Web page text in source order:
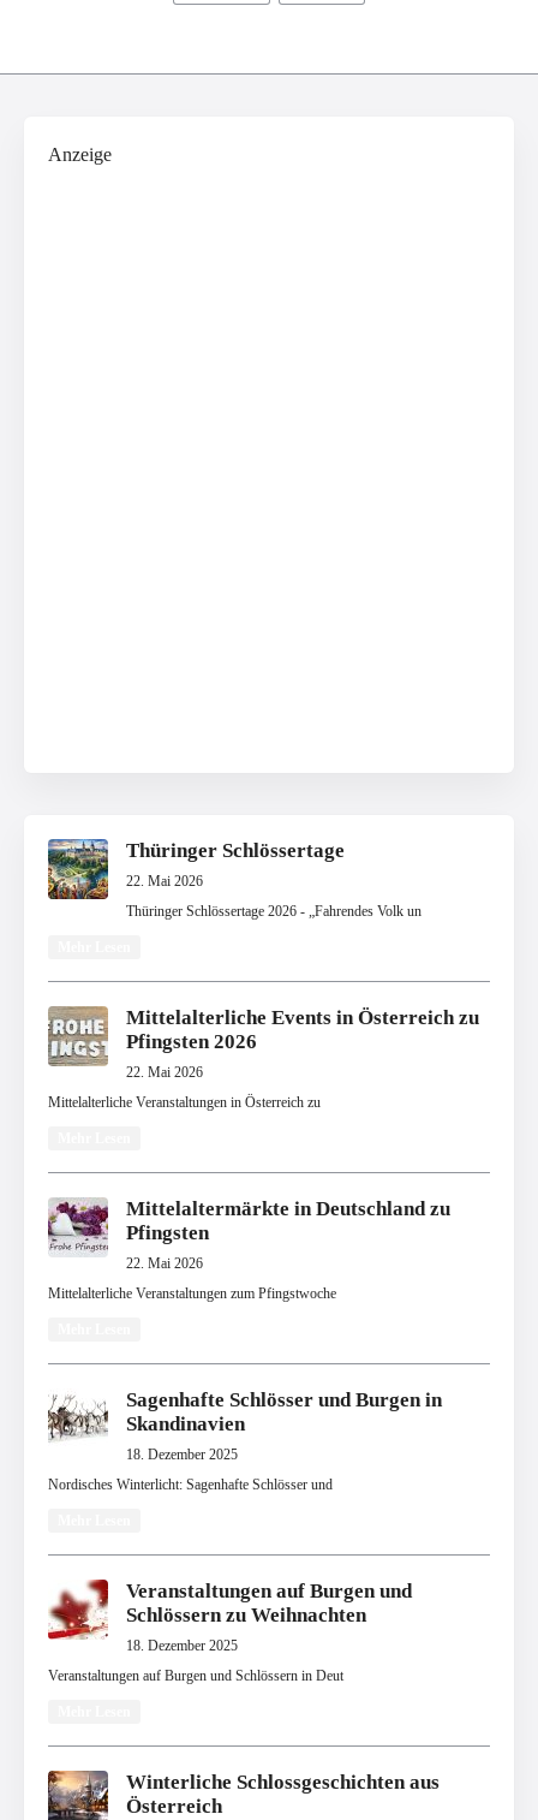
Anzeige
Thüringer Schlössertage
22. Mai 2026
Thüringer Schlössertage 2026 - „Fahrendes Volk un
Mittelalterliche Events in Österreich zu
Pfingsten 2026
22. Mai 2026
Mittelalterliche Veranstaltungen in Österreich zu
Mittelaltermärkte in Deutschland zu
Pfingsten
22. Mai 2026
Mittelalterliche Veranstaltungen zum Pfingstwoche
Sagenhafte Schlösser und Burgen in
Skandinavien
18. Dezember 2025
Nordisches Winterlicht: Sagenhafte Schlösser und
Veranstaltungen auf Burgen und
Schlössern zu Weihnachten
18. Dezember 2025
Veranstaltungen auf Burgen und Schlössern in Deut
Winterliche Schlossgeschichten aus
Österreich